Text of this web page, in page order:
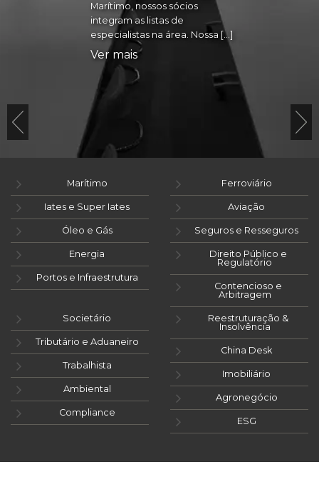
Marítimo, nossos sócios
integram as listas de
especialistas na área. Nossa […]
Ver mais
Marítimo
Iates e Super Iates
Óleo e Gás
Energia
Portos e Infraestrutura
Ferroviário
Aviação
Seguros e Resseguros
Direito Público e
Regulatório
Contencioso e
Arbitragem
Societário
Tributário e Aduaneiro
Trabalhista
Ambiental
Compliance
Reestruturação &
Insolvência
China Desk
Imobiliário
Agronegócio
ESG